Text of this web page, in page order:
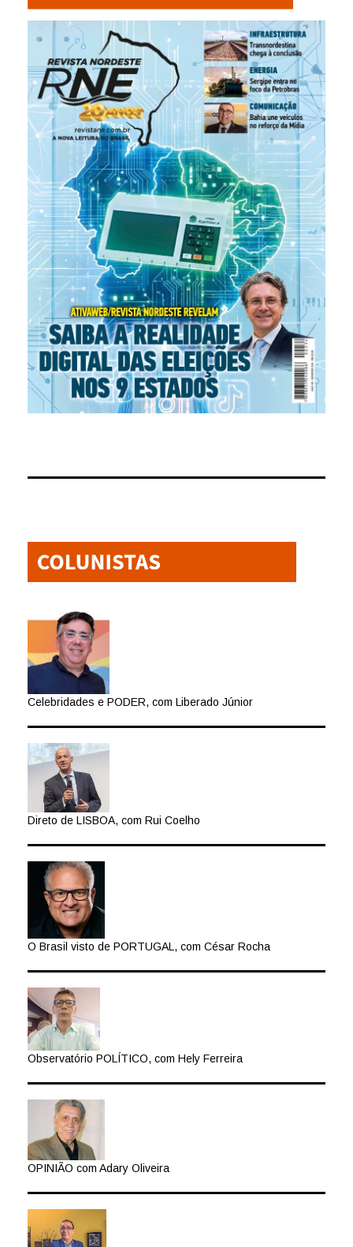
Celebridades e PODER, com Liberado Júnior
Direto de LISBOA, com Rui Coelho
O Brasil visto de PORTUGAL, com César Rocha
Observatório POLÍTICO, com Hely Ferreira
OPINIÃO com Adary Oliveira